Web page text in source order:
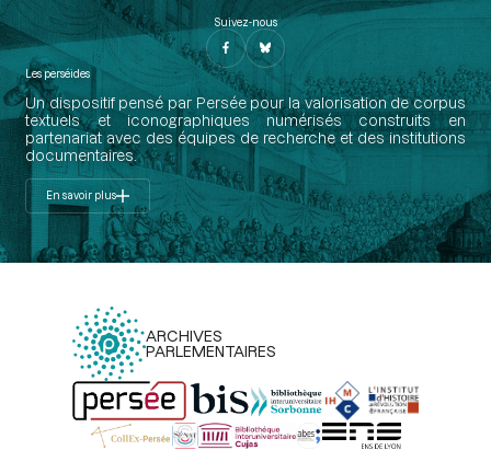
Suivez-nous
Les perséides
Un dispositif pensé par Persée pour la valorisation de corpus
textuels et iconographiques numérisés construits en
partenariat avec des équipes de recherche et des institutions
documentaires.
En savoir plus
ARCHIVES
PARLEMENTAIRES